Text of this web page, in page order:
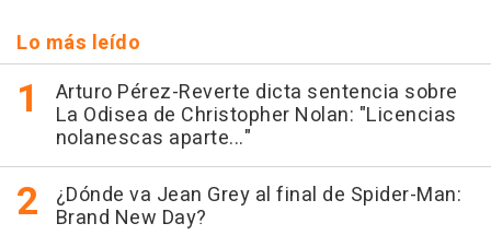
Lo más leído
Arturo Pérez-Reverte dicta sentencia sobre
La Odisea de Christopher Nolan: "Licencias
nolanescas aparte..."
¿Dónde va Jean Grey al final de Spider-Man:
Brand New Day?